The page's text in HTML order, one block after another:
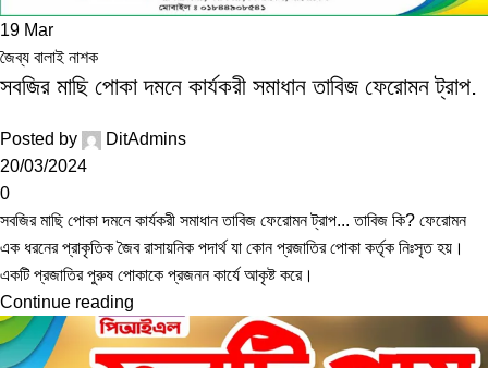
19 Mar
জৈব্য বালাই নাশক
সবজির মাছি পোকা দমনে কার্যকরী সমাধান তাবিজ ফেরোমন ট্রাপ.
Posted by
DitAdmins
20/03/2024
0
সবজির মাছি পোকা দমনে কার্যকরী সমাধান তাবিজ ফেরোমন ট্রাপ... তাবিজ কি? ফেরোমন
এক ধরনের প্রাকৃতিক জৈব রাসায়নিক পদার্থ যা কোন প্রজাতির পোকা কর্তৃক নিঃসৃত হয়।
একটি প্রজাতির পুরুষ পোকাকে প্রজনন কার্যে আকৃষ্ট করে।
Continue reading